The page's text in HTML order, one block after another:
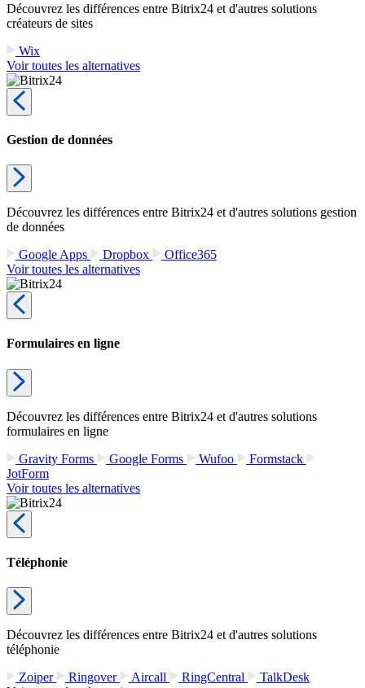
Découvrez les différences entre Bitrix24 et d'autres solutions
créateurs de sites
Wix
Voir toutes les alternatives
Gestion de données
Découvrez les différences entre Bitrix24 et d'autres solutions gestion
de données
Google Apps
Dropbox
Office365
Voir toutes les alternatives
Formulaires en ligne
Découvrez les différences entre Bitrix24 et d'autres solutions
formulaires en ligne
Gravity Forms
Google Forms Wufoo
Formstack
JotForm
Voir toutes les alternatives
Téléphonie
Découvrez les différences entre Bitrix24 et d'autres solutions
téléphonie
Zoiper
Ringover Aircall RingCentral
TalkDesk